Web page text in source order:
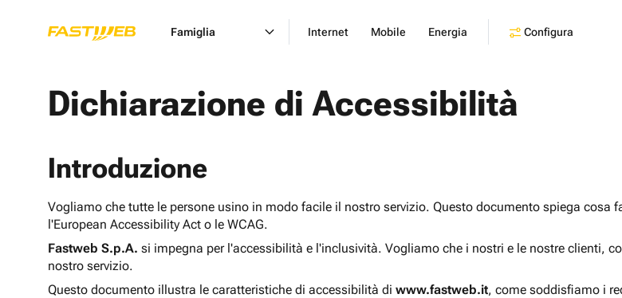
Famiglia Internet Mobile Energia Configura
Dichiarazione di Accessibilità
Introduzione
Vogliamo che tutte le persone usino in modo facile il nostro servizio. Questo documento spiega
l'European Accessibility Act o le WCAG.
Fastweb S.p.A. si impegna per l'accessibilità e l'inclusività. Vogliamo che i nostri e le nostre clienti,
nostro servizio.
Questo documento illustra le caratteristiche di accessibilità di www.fastweb.it, come soddisfiamo i